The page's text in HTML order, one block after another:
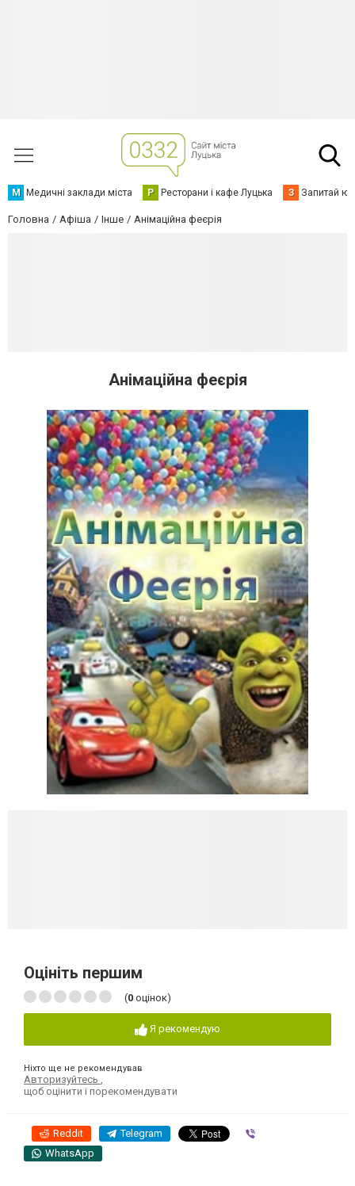
М Медичні заклади міста Р Ресторани і кафе Луцька З Запитай
Головна Афіша Інше Анімаційна феєрія
Анімаційна феєрія
Оцініть першим
(0 оцінок)
Я рекомендую
Ніхто ще не рекомендував
Авторизуйтесь
щоб оцінити і порекомендувати
Reddit Telegram
WhatsApp